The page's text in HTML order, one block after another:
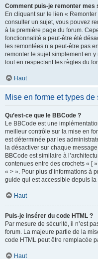
Comment puis-je remonter mes
En cliquant sur le lien «
consulter un sujet, vous pouvez
à la première page du forum.
fonctionnalité a peut-être été
les remontées n’a peut-être pas
remonter le sujet simplement en
tout en respectant les règles du
Haut
Mise en forme et types de
Qu’est-ce que le BBCode ?
Le BBCode est une
meilleur contrôle sur la mise en
est déterminée par les
la désactiver sur chaque
BBCode est similaire à
contenues entre des crochets « [
« > ». Pour plus d’informations à
guide qui est accessible depuis
Haut
Puis-je insérer du code HTML ?
Par mesure de sécurité, il n’est
forum. La majeure partie de la
code HTML peut être remplacée
Haut